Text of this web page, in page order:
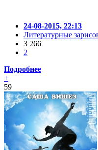
24-08-2015, 22:13
Литературные
3 266
2
Подробнее
+
59